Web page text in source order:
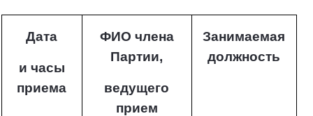
Дата
и часы
приема
ФИО члена
Партии,
ведущего
прием
Занимаемая
должность